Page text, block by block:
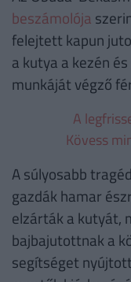
beszámolója
felejtett kapun
a kutya a kezén
munkáját végző
A
Kövess
A súlyosabb
gazdák hamar
elzárták a kutyát,
bajbajutottnak a
segítséget